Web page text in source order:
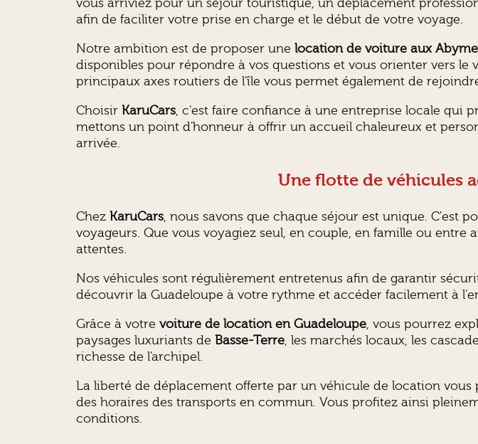
vous arriviez pour un séjour touristique, un déplacement
afin de faciliter votre prise en charge et le début de votre voyage.
Notre ambition est de proposer une location de voiture aux
disponibles pour répondre à vos questions et vous orienter vers
principaux axes routiers de l'île vous permet également de
Choisir KaruCars, c'est faire confiance à une entreprise locale qui
mettons un point d'honneur à offrir un accueil chaleureux et
arrivée.
Une flotte de véhicules
Chez KaruCars, nous savons que chaque séjour est unique. C'est
voyageurs. Que vous voyagiez seul, en couple, en famille ou
attentes.
Nos véhicules sont régulièrement entretenus afin de garantir
découvrir la Guadeloupe à votre rythme et accéder facilement à
Grâce à votre voiture de location en Guadeloupe, vous pourrez
paysages luxuriants de Basse-Terre, les marchés locaux, les
richesse de l'archipel.
La liberté de déplacement offerte par un véhicule de location
des horaires des transports en commun. Vous profitez ainsi
conditions.